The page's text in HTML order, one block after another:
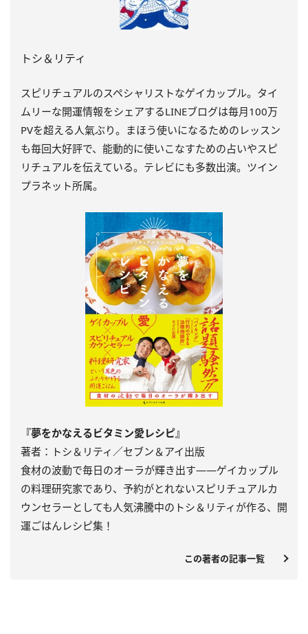
トシ＆リティ
スピリチュアルのスペシャリストなゲイカップル。タイ
ムリーな開運情報をシェアするLINEブログは毎月100万
PVを超える人氣ぶり。まほう使いになるためのレッスン
も毎回大好評で、能動的に使いこなすための占いやスピ
リチュアルを伝えている。テレビにも多数出演。ツイン
プラネット所属。
『夢をかなえるビタミン愛レシピ』
著者：トシ＆リティ／セブン＆アイ出版
食材の波動で毎日のオーラが輝き出す――ゲイカップル
の料理研究家であり、予約がとれないスピリチュアルカ
ウンセラーとしても人気沸騰中のトシ＆リティが作る、開
運ごはんレシピ集！
この著者の記事一覧